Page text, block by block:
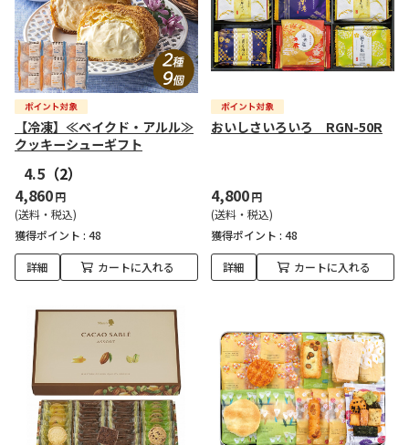
【冷凍】≪ベイクド・アルル≫
クッキーシューギフト
4.5 （2）
4,860円
(送料・税込)
獲得ポイント : 48
詳細 カートに入れる
おいしさいろいろ RGN-50R
4,800円
(送料・税込)
獲得ポイント : 48
詳細 カートに入れる